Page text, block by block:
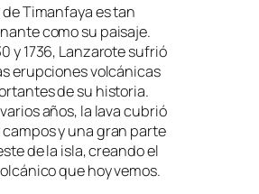
de Timanfaya es tan
como su paisaje.
y 1736, Lanzarote sufrió
erupciones volcánicas
de su historia.
años, la lava cubrió
y una gran parte
de la isla, creando el
que hoy vemos.